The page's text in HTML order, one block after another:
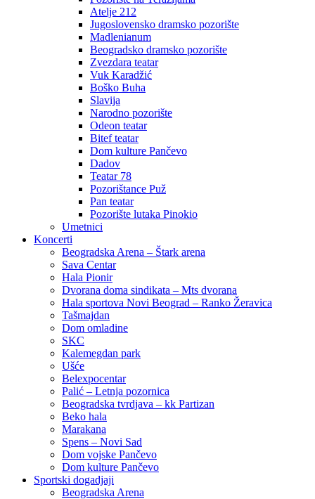
Atelje 212
Jugoslovensko dramsko pozorište
Madlenianum
Beogradsko dramsko pozorište
Zvezdara teatar
Vuk Karadžić
Boško Buha
Slavija
Narodno pozorište
Odeon teatar
Bitef teatar
Dom kulture Pančevo
Dadov
Teatar 78
Pozorištance Puž
Pan teatar
Pozorište lutaka Pinokio
Umetnici
Koncerti
Beogradska Arena – Štark arena
Sava Centar
Hala Pionir
Dvorana doma sindikata – Mts dvorana
Hala sportova Novi Beograd – Ranko Žeravica
Tašmajdan
Dom omladine
SKC
Kalemegdan park
Ušće
Belexpocentar
Palić – Letnja pozornica
Beogradska tvrdjava – kk Partizan
Beko hala
Marakana
Spens – Novi Sad
Dom vojske Pančevo
Dom kulture Pančevo
Sportski dogadjaji
Beogradska Arena